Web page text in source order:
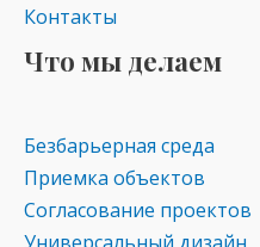
Контакты
Что мы делаем
Безбарьерная среда
Приемка объектов
Согласование проектов